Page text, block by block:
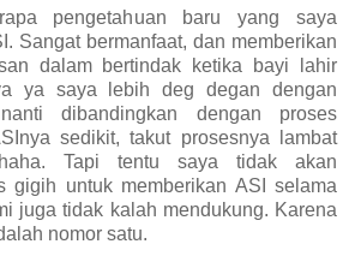
pengetahuan baru yang saya
Sangat bermanfaat, dan memberikan
dalam bertindak ketika bayi lahir
ya saya lebih deg degan dengan
dibandingkan dengan proses
sedikit, takut prosesnya lambat
Tapi tentu saya tidak akan
gigih untuk memberikan ASI selama
juga tidak kalah mendukung. Karena
nomor satu.